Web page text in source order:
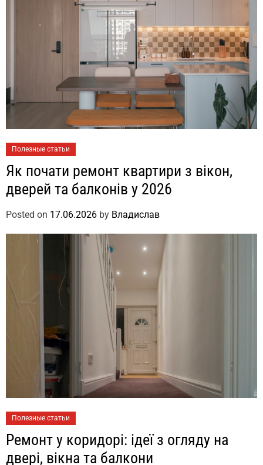
Полезные статьи
Як почати ремонт квартири з вікон,
дверей та балконів у 2026
Posted on 17.06.2026 by Владислав
Полезные статьи
Ремонт у коридорі: ідеї з огляду на
двері, вікна та балкони